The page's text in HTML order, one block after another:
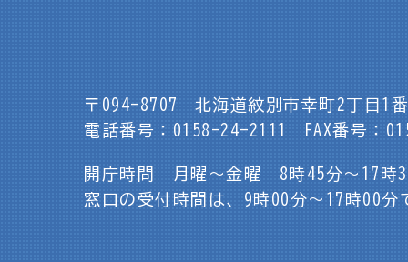
〒094-8707
北海道紋別市幸町2丁目1
電話番号：0158-24-2111
FAX番号：
開庁時間 月曜～金曜 8時45分～17時
窓口の受付時間は、9時00分～17時00分